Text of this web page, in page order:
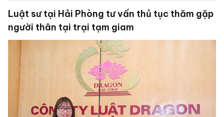
Luật sư tại Hải Phòng tư vấn thủ tục thăm gặp
người thân tại trại tạm giam